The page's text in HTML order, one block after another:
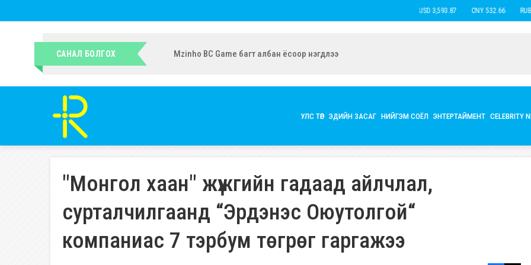
USD 3,593.87 CNY 532.66 RUB
САНАЛ БОЛГОХ УИХ-ын гишүүн Ч.Ундрамын экс нөхөр Б.Наранцацралт найзтай нь ханилан, бүл нэмжээ
УЛС ТӨР ЭДИЙН ЗАСАГ НИЙГЭМ СОЁЛ ЭНТЕРТАЙМЕНТ CELEBRITY
"Монгол хаан" жүжгийн гадаад айлчлал,
сурталчилгаанд “Эрдэнэс Оюутолгой“
компаниас 7 тэрбум төгрөг гаргажээ